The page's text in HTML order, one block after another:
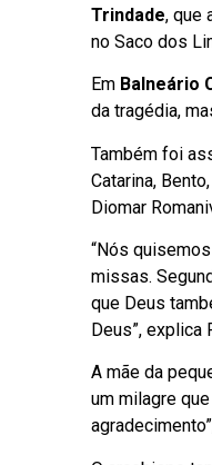
Trindade, que
no Saco dos
Em Balneário
da tragédia,
Também foi
Catarina,
Diomar
“Nós
missas.
que Deus
Deus”, explica
A mãe da
um milagre